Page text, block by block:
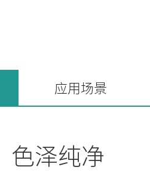
应用场景
色泽纯净